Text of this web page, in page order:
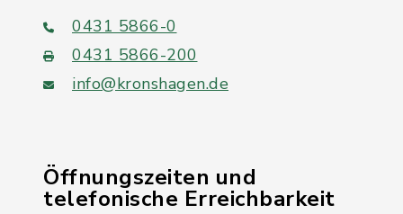
0431 5866-0
0431 5866-200
info@kronshagen.de
Öffnungszeiten und
telefonische Erreichbarkeit